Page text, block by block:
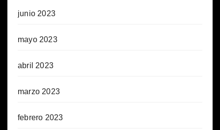
junio 2023
mayo 2023
abril 2023
marzo 2023
febrero 2023